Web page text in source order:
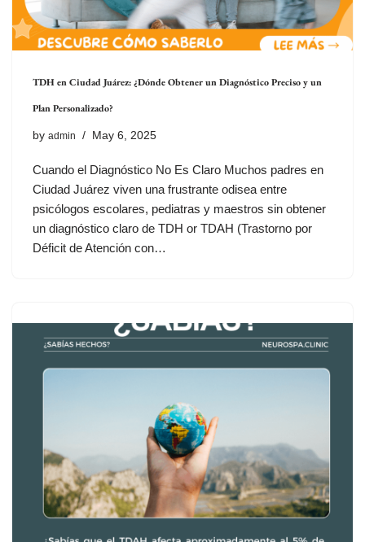
TDH en Ciudad Juárez: ¿Dónde Obtener un Diagnóstico Preciso y un
Plan Personalizado?
by admin May 6, 2025
Cuando el Diagnóstico No Es Claro Muchos padres en
Ciudad Juárez viven una frustrante odisea entre
psicólogos escolares, pediatras y maestros sin obtener
un diagnóstico claro de TDH or TDAH (Trastorno por
Déficit de Atención con…